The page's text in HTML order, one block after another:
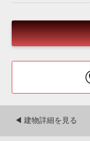
◀︎ 建物詳細を見る